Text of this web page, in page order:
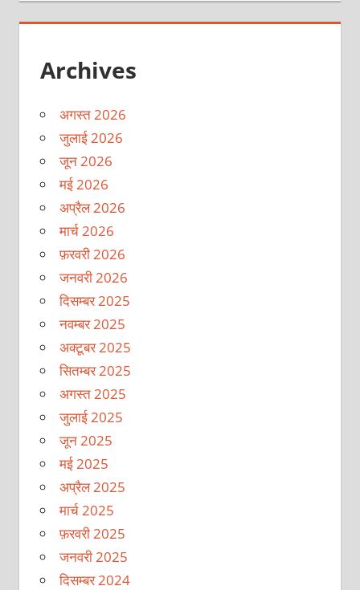
Archives
अगस्त 2026
जुलाई 2026
जून 2026
मई 2026
अप्रैल 2026
मार्च 2026
फ़रवरी 2026
जनवरी 2026
दिसम्बर 2025
नवम्बर 2025
अक्टूबर 2025
सितम्बर 2025
अगस्त 2025
जुलाई 2025
जून 2025
मई 2025
अप्रैल 2025
मार्च 2025
फ़रवरी 2025
जनवरी 2025
दिसम्बर 2024